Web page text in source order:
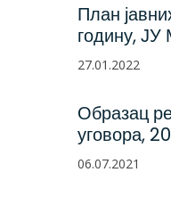
План
годину, ЈУ
27.01.2022
Образац
уговора,
06.07.2021